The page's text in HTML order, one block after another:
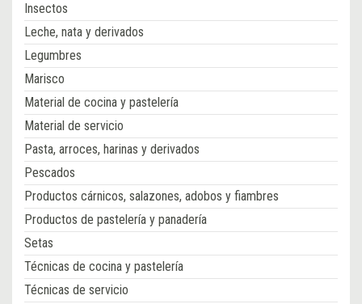
Insectos
Leche, nata y derivados
Legumbres
Marisco
Material de cocina y pastelería
Material de servicio
Pasta, arroces, harinas y derivados
Pescados
Productos cárnicos, salazones, adobos y fiambres
Productos de pastelería y panadería
Setas
Técnicas de cocina y pastelería
Técnicas de servicio